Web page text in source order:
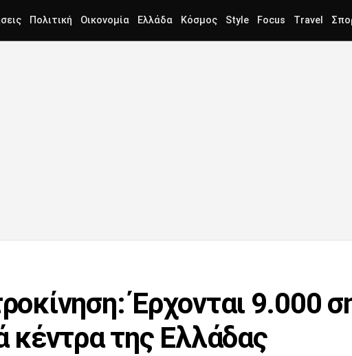
Πολιτική Οικονομία Ελλάδα Κόσμος Style Focus Travel
Έρχονται 9.000
κέντρα της Ελλάδας